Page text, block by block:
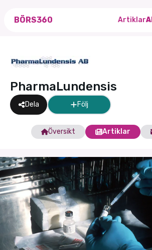
BÖRS360 Artiklar
PharmaLundensis
Dela Följ
Översikt Artiklar